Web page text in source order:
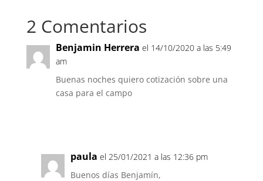
2 Comentarios
Benjamin Herrera el 14/10/2020 a las 5:49
am
Buenas noches quiero cotización sobre una
casa para el campo
paula el 25/01/2021 a las 12:36 pm
Buenos días Benjamín,